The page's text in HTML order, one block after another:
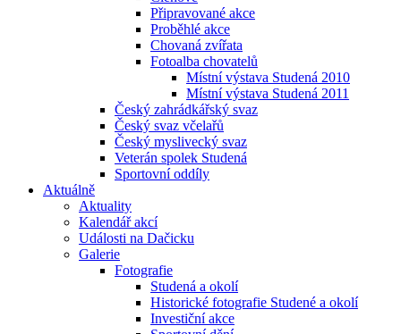
Připravované akce
Proběhlé akce
Chovaná zvířata
Fotoalba chovatelů
Místní výstava Studená 2010
Místní výstava Studená 2011
Český zahrádkářský svaz
Český svaz včelařů
Český myslivecký svaz
Veterán spolek Studená
Sportovní oddíly
Aktuálně
Aktuality
Kalendář akcí
Události na Dačicku
Galerie
Fotografie
Studená a okolí
Historické fotografie Studené a okolí
Investiční akce